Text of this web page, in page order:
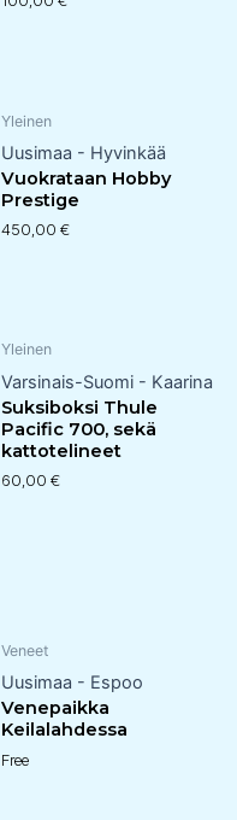
Yleinen
Uusimaa - Hyvinkää
Vuokrataan Hobby
Prestige
450,00 €
Yleinen
Varsinais-Suomi - Kaarina
Suksiboksi Thule
Pacific 700, sekä
kattotelineet
60,00 €
Veneet
Uusimaa - Espoo
Venepaikka
Keilalahdessa
Free